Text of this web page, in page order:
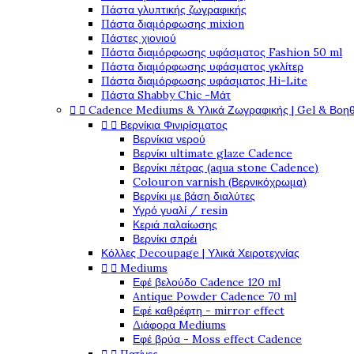
Πάστα γλυπτικής ζωγραφικής
Πάστα διαμόρφωσης mixion
Πάστες χιονιού
Πάστα διαμόρφωσης υφάσματος Fashion 50 ml
Πάστα διαμόρφωσης υφάσματος γκλίτερ
Πάστα διαμόρφωσης υφάσματος Hi-Lite
Πάστα Shabby Chic -Μάτ
  Cadence Mediums & Υλικά Ζωγραφικής | Gel &
  Βερνίκια Φινιρίσματος
Βερνίκια νερού
Βερνίκι ultimate glaze Cadence
Βερνίκι πέτρας (aqua stone Cadence)
Colouron varnish (Βερνικόχρωμα)
Βερνίκι με βάση διαλύτες
Υγρό γυαλί / resin
Κεριά παλαίωσης
Βερνίκι σπρέι
Κόλλες Decoupage | Υλικά Χειροτεχνίας
  Mediums
Εφέ βελούδο Cadence 120 ml
Antique Powder Cadence 70 ml
Εφέ καθρέφτη - mirror effect
Διάφορα Mediums
Εφέ βρύα - Moss effect Cadence